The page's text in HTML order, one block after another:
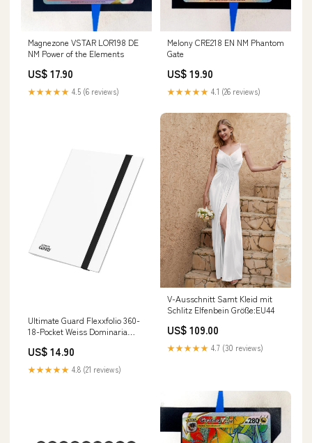
Magnezone VSTAR LOR198 DE
NM Power of the Elements
US$ 17.90
★★★★★ 4.5 (6 reviews)
Melony CRE218 EN NM Phantom
Gate
US$ 19.90
★★★★★ 4.1 (26 reviews)
Ultimate Guard Flexxfolio 360-
18-Pocket Weiss Dominaria
US$ 14.90
★★★★★ 4.8 (21 reviews)
V-Ausschnitt Samt Kleid mit
Schlitz Elfenbein Größe:EU44
US$ 109.00
★★★★★ 4.7 (30 reviews)